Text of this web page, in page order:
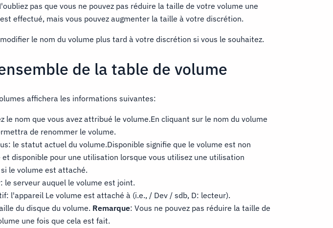
pas que vous ne pouvez pas réduire la taille de votre volume une
effectué, mais vous pouvez augmenter la taille à votre discrétion.
le nom du volume plus tard à votre discrétion si vous le souhaitez.
de la table de volume
affichera les informations suivantes:
le nom que vous avez attribué le volume.En cliquant sur le nom du volume
de renommer le volume.
le statut actuel du volume.Disponible signifie que le volume est non
disponible pour une utilisation lorsque vous utilisez une utilisation
le volume est attaché.
le serveur auquel le volume est joint.
l'appareil Le volume est attaché à (i.e., / Dev / sdb, D: lecteur).
du disque du volume. Remarque: Vous ne pouvez pas réduire la taille de
une fois que cela est fait.